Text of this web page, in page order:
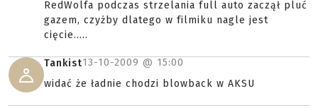
RedWolfa podczas strzelania full auto zaczął pluć
gazem, czyżby dlatego w filmiku nagle jest
cięcie.....
Tankist13-10-2009 @ 15:00
widać że ładnie chodzi blowback w AKSU